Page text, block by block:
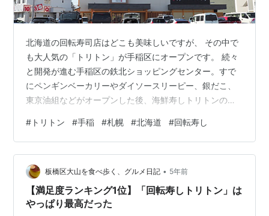
北海道の回転寿司店はどこも美味しいですが、 その中で
も大人気の「トリトン」が手稲区にオープンです。 続々
と開発が進む手稲区の鉄北ショッピングセンター。すで
にペンギンベーカリーやダイソースリーピー、銀だこ、
東京油組などがオープンした後、海鮮寿しトリトンのオ
こちらの記事もどうぞ↓ 北海道初出店！【東京油組総本
店】が手稲区の鉄北ショッピングセンターにオープン！ -
ていねブログ 銀だこ手稲店、東京油組総本店手稲組が
2023年4月1日にオープン！ - ていねブログ 手稲の極楽
湯跡地/ペンギンベーカリーに続きダイソー・トリトンな
どが開業予定/鉄北…
# トリトン #手稲 #札幌 #北海道 #回転寿し
板橋区大山を食べ歩く、グルメ日記 • 5年前
【満足度ランキング1位】「回転寿しトリトン」は
やっぱり最高だった